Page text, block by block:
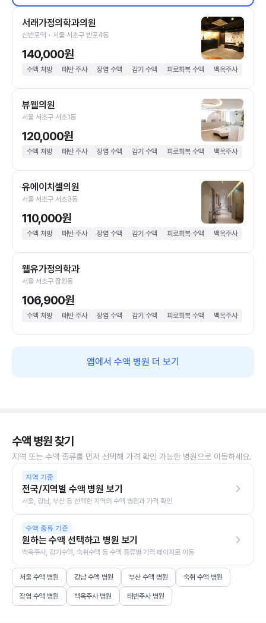
서래가정의학과의원
신반포역 • 서울 서초구 반포4동
140,000원
수액 처방 태반 주사 장염 수액 감기 수액 피로회복 수액 백옥주사
뷰웰의원
서울 서초구 서초1동
120,000원
수액 처방 태반 주사 장염 수액 감기 수액 피로회복 수액 백옥주사
유에이치셀의원
서울 서초구 서초3동
110,000원
수액 처방 태반 주사 장염 수액 감기 수액 피로회복 수액 백옥주사
웰유가정의학과
서울 서초구 잠원동
106,900원
수액 처방 태반 주사 장염 수액 감기 수액 피로회복 수액 백옥주사
앱에서 수액 병원 더 보기
수액 병원 찾기
지역 또는 수액 종류를 먼저 선택해 가격 확인 가능한 병원으로 이동하세요.
지역 기준
전국/지역별 수액 병원 보기
서울, 강남, 부산 등 선택한 지역의 수액 병원과 가격 확인
수액 종류 기준
원하는 수액 선택하고 병원 보기
백옥주사, 감기수액, 숙취수액 등 수액 종류별 가격 페이지로 이동
서울 수액 병원 강남 수액 병원 부산 수액 병원 숙취 수액 병원
장염 수액 병원 백옥주사 병원 태반주사 병원